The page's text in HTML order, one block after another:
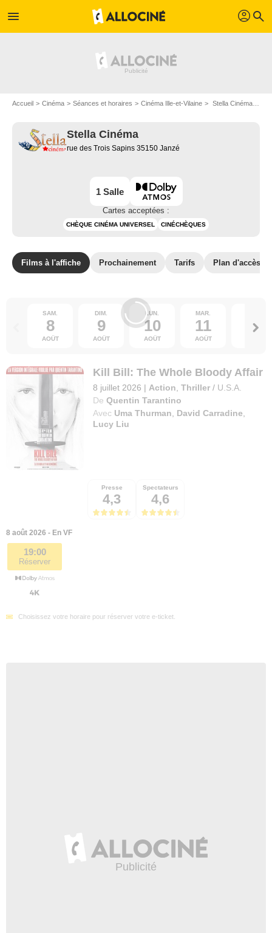
menu profil search
Accueil Cinéma Séances et horaires Cinéma Ille-et-Vilaine Stella Cinéma à Janzé
Stella Cinéma
rue des Trois Sapins 35150 Janzé
1 Salle
Cartes acceptées :
CHÈQUE CINÉMA UNIVERSEL CINÉCHÈQUES
Films à l'affiche Prochainement Tarifs Plan d'accès
SAM.
8
AOÛT
DIM.
9
AOÛT
LUN.
10
AOÛT
MAR.
11
AOÛT
12
Kill Bill: The Whole Bloody Affair
8 juillet 2026 | Action ,Thriller / U.S.A.
De Quentin Tarantino
Avec Uma Thurman David Carradine
Lucy Liu
Presse
4,3
Spectateurs
4,6
8 août 2026 - En VF
19:00
Réserver
Choisissez votre horaire pour réserver votre e-ticket.